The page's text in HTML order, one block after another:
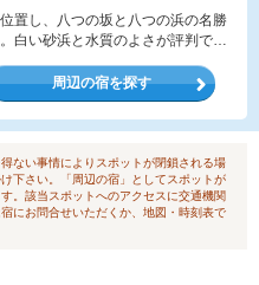
置し、八つの坂と八つの浜の名勝
白い砂浜と水質のよさが評判で
周辺の宿を探す
ない事情によりスポットが閉鎖される場
下さい。「周辺の宿」としてスポットが
。該当スポットへのアクセスに交通機関
にお問合せいただくか、地図・時刻表で